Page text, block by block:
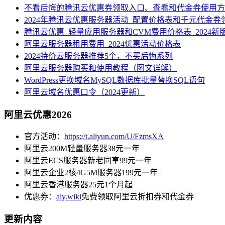
不看后悔的腾讯云优惠券领取入口、查看和代金券使用
2024年腾讯云优惠服务器活动_配置价格表和千元代金券
腾讯云优惠_轻量应用服务器和CVM费用价格表_2024新
阿里云服务器租用费用_2024优惠活动价格表
2024特价云服务器推荐5个，不买后悔系列
阿里云服务器购买和使用教程（图文详解）
WordPress更换域名MySQL数据库批量替换SQL语句
阿里云域名优惠口令（2024更新）
阿里云优惠2026
官方活动： https://t.aliyun.com/U/FzmsXA
阿里云200M轻量服务器38元一年
阿里云ECS服务器新老同享99元一年
阿里云企业2核4G5M服务器199元一年
阿里云香港服务器25元1个月起
优惠券： aly.wiki免费领取阿里云折扣券和代金券
更新内容